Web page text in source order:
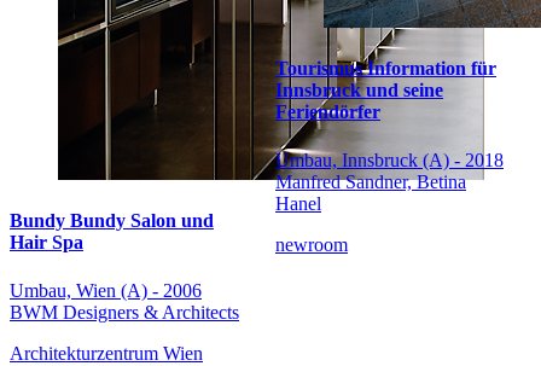
Bundy Bundy Salon und
Hair Spa
Umbau, Wien (A) - 2006
BWM Designers & Architects
Architekturzentrum Wien
Tourismus Information für
Innsbruck und seine
Feriendörfer
Umbau, Innsbruck (A) - 2018
Manfred Sandner, Betina
Hanel
newroom